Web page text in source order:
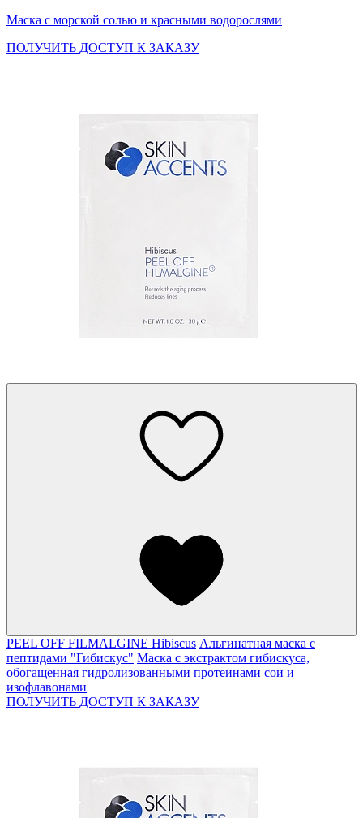
Маска с морской солью и красными водорослями
ПОЛУЧИТЬ ДОСТУП К ЗАКАЗУ
PEEL OFF FILMALGINE Hibiscus Альгинатная маска с
пептидами "Гибискус" Маска с экстрактом гибискуса,
обогащенная гидролизованными протеинами сои и
изофлавонами
ПОЛУЧИТЬ ДОСТУП К ЗАКАЗУ